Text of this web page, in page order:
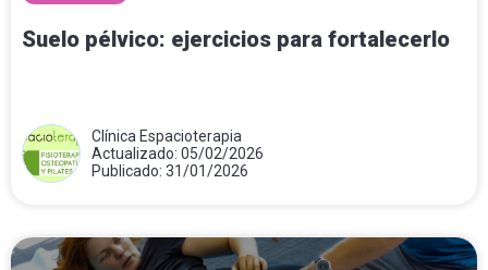
Suelo pélvico: ejercicios para fortalecerlo
Clínica Espacioterapia
Actualizado: 05/02/2026
Publicado: 31/01/2026